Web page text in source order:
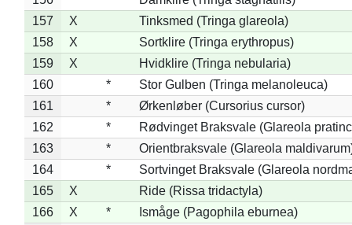
157
X
Tinksmed (Tringa glareola)
158
X
Sortklire (Tringa erythropus)
159
X
Hvidklire (Tringa nebularia)
160
*
Stor Gulben (Tringa melanoleuca)
161
*
Ørkenløber (Cursorius cursor)
162
*
Rødvinget Braksvale (Glareola
163
*
Orientbraksvale (Glareola
164
*
Sortvinget Braksvale (Glareola
165
X
Ride (Rissa tridactyla)
166
X *
Ismåge (Pagophila eburnea)